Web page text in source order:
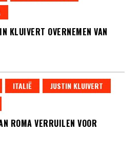
KLUIVERT OVERNEMEN VAN
ITALIË
JUSTIN KLUIVERT
ROMA VERRUILEN VOOR